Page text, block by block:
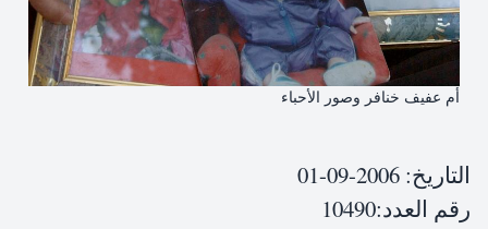
أم عفيف خنافر وصور الأحباء
التاريخ: 2006-09-01
رقم العدد:10490